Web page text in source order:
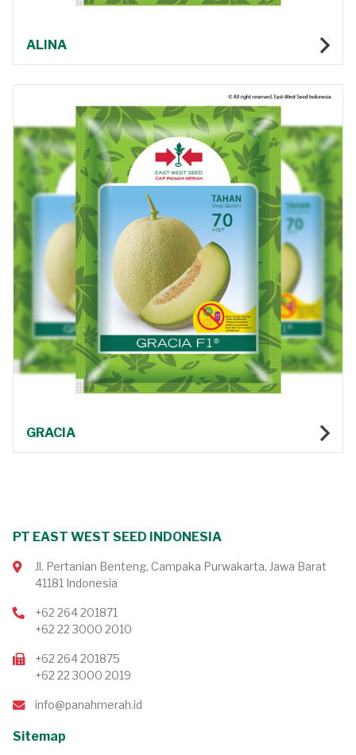
ALINA
GRACIA
PT EAST WEST SEED INDONESIA
Jl. Pertanian Benteng, Campaka Purwakarta, Jawa Barat
41181 Indonesia
+62 264 201871
+62 22 3000 2010
+62 264 201875
+62 22 3000 2019
info@panahmerah.id
Sitemap